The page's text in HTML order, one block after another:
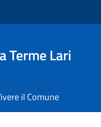
Terme Lari
il Comune